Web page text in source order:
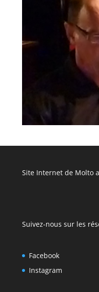
Site Internet de Molto
Suivez-nous sur les
Facebook
Instagram